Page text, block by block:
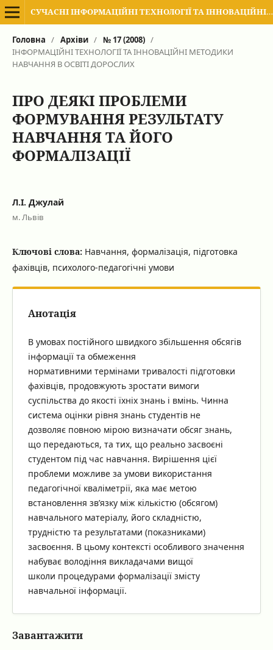
СУЧАСНІ ІНФОРМАЦІЙНІ ТЕХНОЛОГІЇ ТА ІННОВАЦІЙНІ МЕТОДИКИ НАВЧАННЯ В ПІДГОТОВЦІ ФАХІВЦІВ: МЕТОДОЛОГІЯ, ТЕОРІЯ, ДОСВІД, ПРОБЛЕМИ
Головна / Архіви / № 17 (2008) /
ІНФОРМАЦІЙНІ ТЕХНОЛОГІЇ ТА ІННОВАЦІЙНІ МЕТОДИКИ
НАВЧАННЯ В ОСВІТІ ДОРОСЛИХ
ПРО ДЕЯКІ ПРОБЛЕМИ
ФОРМУВАННЯ РЕЗУЛЬТАТУ
НАВЧАННЯ ТА ЙОГО
ФОРМАЛІЗАЦІЇ
Л.І. Джулай
м. Львів
Ключові слова: Навчання, формалізація, підготовка
фахівців, психолого-педагогічні умови
Анотація
В умовах постійного швидкого збільшення обсягів
інформації та обмеження
нормативними термінами тривалості підготовки
фахівців, продовжують зростати вимоги
суспільства до якості їхніх знань і вмінь. Чинна
система оцінки рівня знань студентів не
дозволяє повною мірою визначати обсяг знань,
що передаються, та тих, що реально засвоєні
студентом під час навчання. Вирішення цієї
проблеми можливе за умови використання
педагогічної кваліметрії, яка має метою
встановлення зв’язку між кількістю (обсягом)
навчального матеріалу, його складністю,
трудністю та результатами (показниками)
засвоєння. В цьому контексті особливого значення
набуває володіння викладачами вищої
школи процедурами формалізації змісту
навчальної інформації.
Завантажити